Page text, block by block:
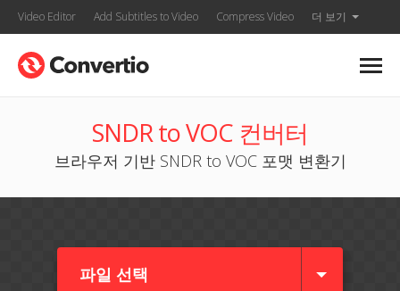
Video Editor Add Subtitles to Video Compress Video 더 보기
SNDR to VOC 컨버터
브라우저 기반 SNDR to VOC 포맷 변환기
파일 선택